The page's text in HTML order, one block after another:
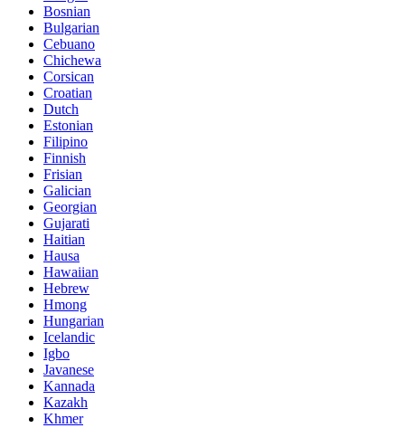
Bosnian
Bulgarian
Cebuano
Chichewa
Corsican
Croatian
Dutch
Estonian
Filipino
Finnish
Frisian
Galician
Georgian
Gujarati
Haitian
Hausa
Hawaiian
Hebrew
Hmong
Hungarian
Icelandic
Igbo
Javanese
Kannada
Kazakh
Khmer